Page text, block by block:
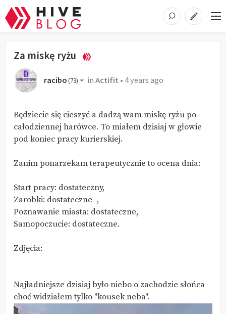
Za miskę ryżu
racibo(73) inActifit • 4 years ago
Będziecie się cieszyć a dadzą wam miskę ryżu po
całodziennej harówce. To miałem dzisiaj w głowie
pod koniec pracy kurierskiej.
Zanim ponarzekam terapeutycznie to ocena dnia:
Start pracy: dostateczny,
Zarobki: dostateczne -,
Poznawanie miasta: dostateczne,
Samopoczucie: dostateczne.
Zdjęcia:
Najładniejsze dzisiaj było niebo o zachodzie słońca
choć widziałem tylko "kousek neba".